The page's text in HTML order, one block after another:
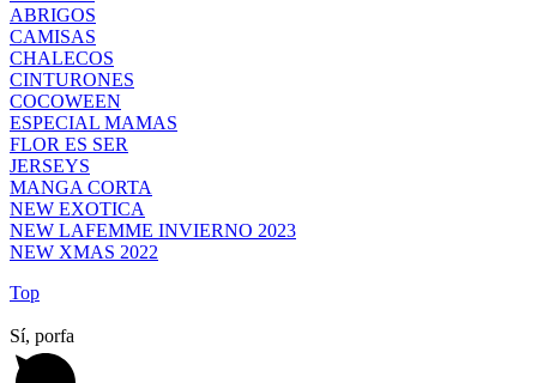
ABRIGOS
CAMISAS
CHALECOS
CINTURONES
COCOWEEN
ESPECIAL MAMAS
FLOR ES SER
JERSEYS
MANGA CORTA
NEW EXOTICA
NEW LAFEMME INVIERNO 2023
NEW XMAS 2022
Top
Sí, porfa